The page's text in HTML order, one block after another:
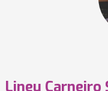
Lineu Carneiro